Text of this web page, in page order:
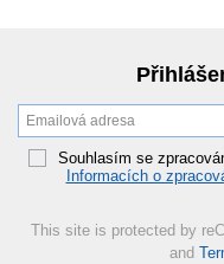
Souhlasím se
Informacích o
This site is protected by
and